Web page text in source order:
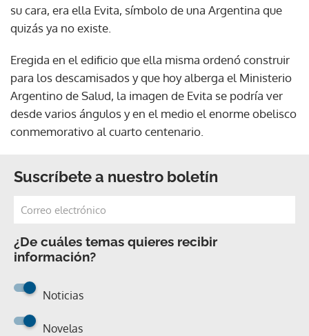
su cara, era ella Evita, símbolo de una Argentina que
quizás ya no existe.
Eregida en el edificio que ella misma ordenó construir
para los descamisados y que hoy alberga el Ministerio
Argentino de Salud, la imagen de Evita se podría ver
desde varios ángulos y en el medio el enorme obelisco
conmemorativo al cuarto centenario.
Suscríbete a nuestro boletín
¿De cuáles temas quieres recibir
información?
Noticias
Novelas